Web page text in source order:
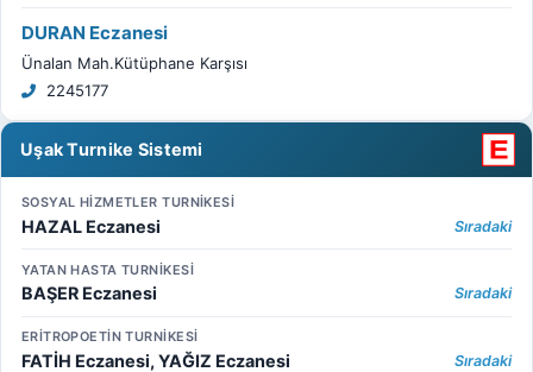
DURAN Eczanesi
Ünalan Mah.Kütüphane Karşısı
2245177
Uşak Turnike Sistemi
SOSYAL HİZMETLER TURNİKESİ
HAZAL Eczanesi Sıradaki
YATAN HASTA TURNİKESİ
BAŞER Eczanesi Sıradaki
ERİTROPOETİN TURNİKESİ
FATİH Eczanesi, YAĞIZ Eczanesi Sıradaki